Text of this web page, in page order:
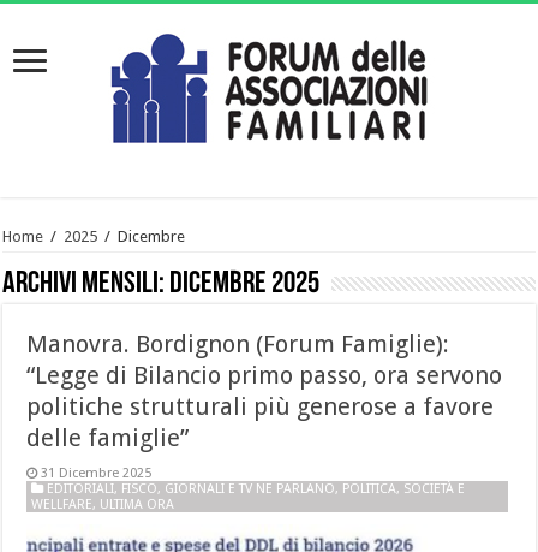
Home / 2025 / Dicembre
Archivi mensili: Dicembre 2025
Manovra. Bordignon (Forum Famiglie):
“Legge di Bilancio primo passo, ora servono
politiche strutturali più generose a favore
delle famiglie”
31 Dicembre 2025
EDITORIALI, FISCO, GIORNALI E TV NE PARLANO, POLITICA, SOCIETÀ E
WELLFARE, ULTIMA ORA